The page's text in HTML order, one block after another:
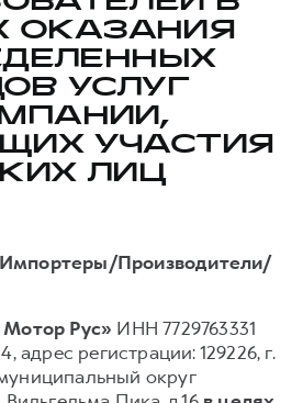
H9
от 4 799 000 ₽
на дороге»
обслуживания
GWM
Защита+»
ОКАЗАНИЯ
УСЛУГ
УЧАСТИЯ
ЛИЦ
Производители/
Рус» ИНН 7729763331
адрес регистрации: 129226, г.
округ